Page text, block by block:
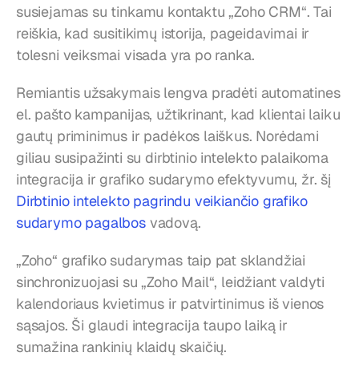
susiejamas su tinkamu kontaktu „Zoho CRM“. Tai
reiškia, kad susitikimų istorija, pageidavimai ir
tolesni veiksmai visada yra po ranka.
Remiantis užsakymais lengva pradėti automatines
el. pašto kampanijas, užtikrinant, kad klientai laiku
gautų priminimus ir padėkos laiškus. Norėdami
giliau susipažinti su dirbtinio intelekto palaikoma
Dirbtinio intelekto pagrindu veikiančio grafiko
sudarymo pagalbos vadovą.
„Zoho“ grafiko sudarymas taip pat sklandžiai
sinchronizuojasi su „Zoho Mail“, leidžiant valdyti
kalendoriaus kvietimus ir patvirtinimus iš vienos
sąsajos. Ši glaudi integracija taupo laiką ir
sumažina rankinių klaidų skaičių.